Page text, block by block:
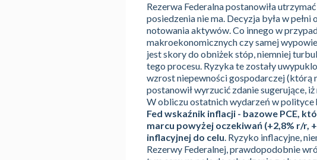
Rezerwa Federalna postanowiła
posiedzenia nie ma. Decyzja była w
notowania aktywów. Co innego w
makroekonomicznych czy samej
jest skory do obniżek stóp, niemniej
tego procesu. Ryzyka te zostały
wzrost niepewności gospodarczej (którą
postanowił wyrzucić zdanie sugerujące,
W obliczu ostatnich wydarzeń w polityce
Fed wskaźnik inflacji - bazowe PCE,
marcu powyżej oczekiwań (+2,8% r/r,
inflacyjnej do celu. Ryzyko inflacyjne,
Rezerwy Federalnej, prawdopodobnie